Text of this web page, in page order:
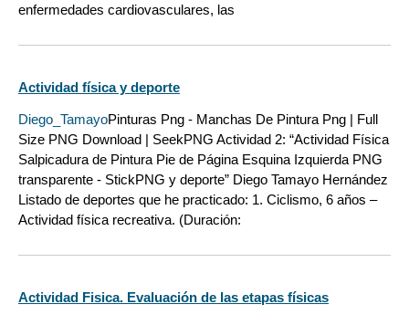
enfermedades cardiovasculares, las
Actividad física y deporte
Diego_TamayoPinturas Png - Manchas De Pintura Png | Full
Size PNG Download | SeekPNG Actividad 2: “Actividad Física
Salpicadura de Pintura Pie de Página Esquina Izquierda PNG
transparente - StickPNG y deporte” Diego Tamayo Hernández
Listado de deportes que he practicado: 1. Ciclismo, 6 años –
Actividad física recreativa. (Duración:
Actividad Fisica. Evaluación de las etapas físicas